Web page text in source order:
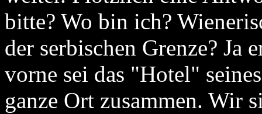
bitte? Wo bin ich?
der serbischen Grenze? Ja
vorne sei das "Hotel"
ganze Ort zusammen. Wir